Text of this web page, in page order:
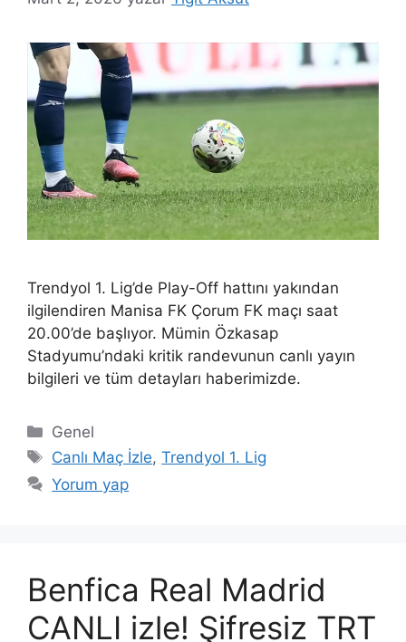
Trendyol 1. Lig’de Play-Off hattını yakından
ilgilendiren Manisa FK Çorum FK maçı saat
20.00’de başlıyor. Mümin Özkasap
Stadyumu’ndaki kritik randevunun canlı yayın
bilgileri ve tüm detayları haberimizde.
Kategoriler
Genel
Etiketler
Canlı Maç İzle,Trendyol 1. Lig
Yorum yap
Benfica Real Madrid
CANLI izle! Şifresiz TRT